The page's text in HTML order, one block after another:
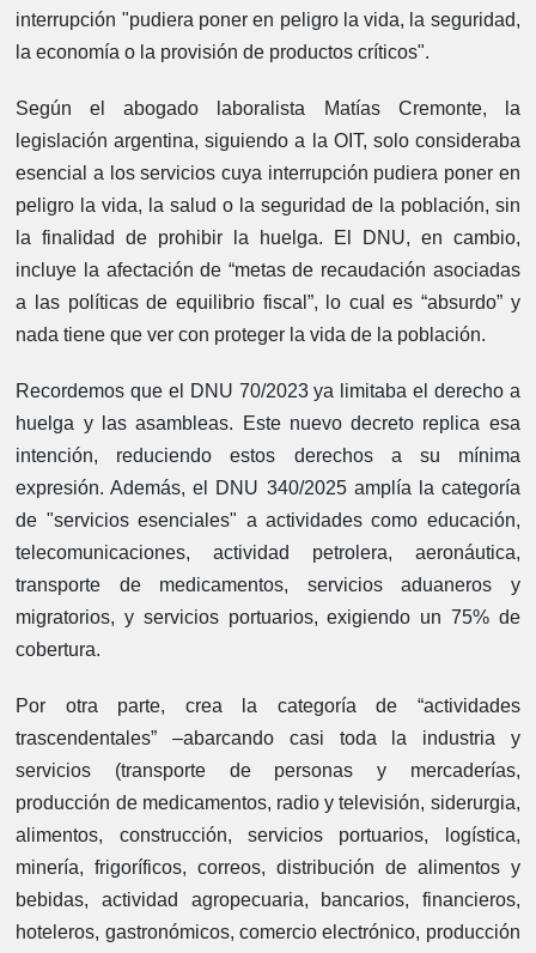
interrupción "pudiera poner en peligro la vida, la seguridad,
la economía o la provisión de productos críticos".
Según el abogado laboralista Matías Cremonte, la
legislación argentina, siguiendo a la OIT, solo consideraba
esencial a los servicios cuya interrupción pudiera poner en
peligro la vida, la salud o la seguridad de la población, sin
la finalidad de prohibir la huelga. El DNU, en cambio,
incluye la afectación de “metas de recaudación asociadas
a las políticas de equilibrio fiscal”, lo cual es “absurdo” y
nada tiene que ver con proteger la vida de la población.
Recordemos que el DNU 70/2023 ya limitaba el derecho a
huelga y las asambleas. Este nuevo decreto replica esa
intención, reduciendo estos derechos a su mínima
expresión. Además, el DNU 340/2025 amplía la categoría
de "servicios esenciales" a actividades como educación,
telecomunicaciones, actividad petrolera, aeronáutica,
transporte de medicamentos, servicios aduaneros y
migratorios, y servicios portuarios, exigiendo un 75% de
cobertura.
Por otra parte, crea la categoría de “actividades
trascendentales” –abarcando casi toda la industria y
servicios (transporte de personas y mercaderías,
producción de medicamentos, radio y televisión, siderurgia,
alimentos, construcción, servicios portuarios, logística,
minería, frigoríficos, correos, distribución de alimentos y
bebidas, actividad agropecuaria, bancarios, financieros,
hoteleros, gastronómicos, comercio electrónico, producción